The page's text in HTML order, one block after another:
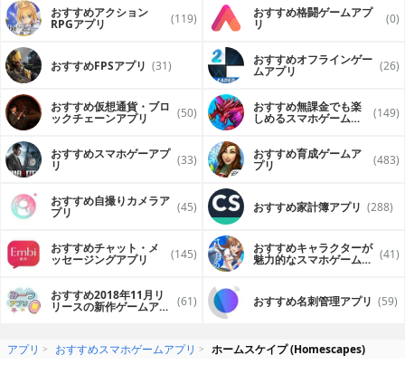
おすすめアクション
RPGアプリ (119) おすすめ格闘ゲームアプ
リ (0)
おすすめFPSアプリ (31) おすすめオフラインゲー
ムアプリ (26)
おすすめ仮想通貨・ブロ
ックチェーンアプリ (50) おすすめ無課金でも楽
しめるスマホゲームア (149)
おすすめスマホゲーアプ
リ (33) おすすめ育成ゲームア
プリ (483)
おすすめ自撮りカメラア
プリ (45) おすすめ家計簿アプリ (288)
おすすめチャット・メ
ッセージングアプリ (145) おすすめキャラクターが
魅力的なスマホゲームア (41)
おすすめ2018年11月リ
リースの新作ゲームアプ (61) おすすめ名刺管理アプリ (59)
アプリ おすすめスマホゲームアプリ
ホームスケイプ (Homescapes)